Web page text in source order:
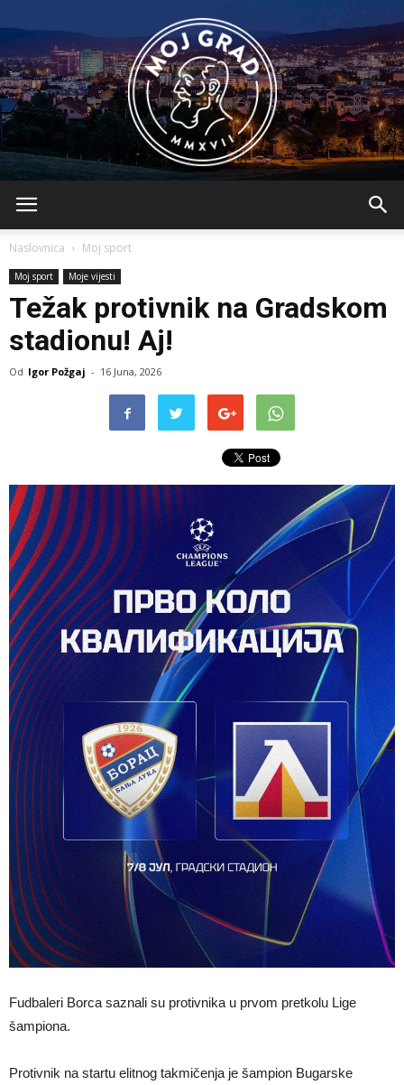
Naslovnica Moj sport
Moj sport Moje vijesti
Težak protivnik na Gradskom
stadionu! Aj!
Od Igor Požgaj - 16 Juna, 2026
Fudbaleri Borca saznali su protivnika u prvom pretkolu Lige
šampiona.
Protivnik na startu elitnog takmičenja je šampion Bugarske